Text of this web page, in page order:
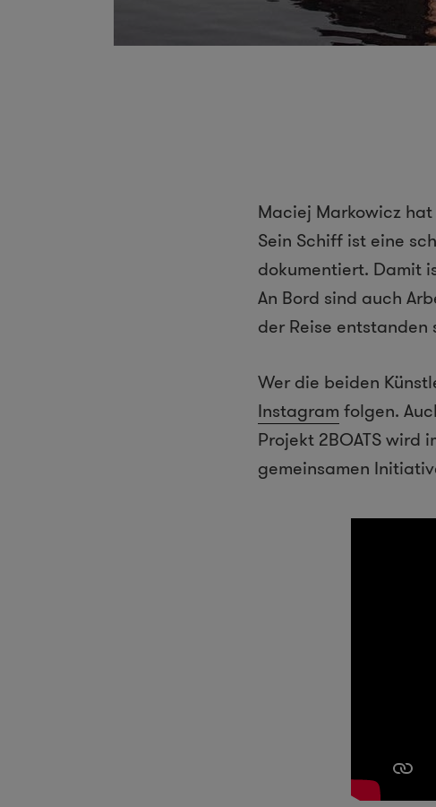
Maciej Markowicz
Sein Schiff ist eine
dokumentiert. Damit
An Bord sind auch
der Reise entstanden
Wer die beiden
Instagram folgen.
Projekt 2BOATS wird
gemeinsamen